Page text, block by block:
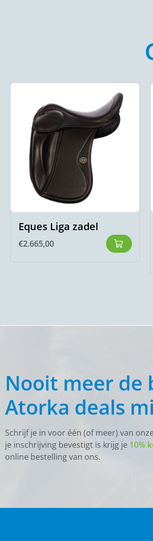
Eques Liga zadel
€2.665,00
Nooit meer de
Atorka deals
Schrijf je in voor één (of meer) van
je inschrijving bevestigt is krijg je 10%
online bestelling van ons.